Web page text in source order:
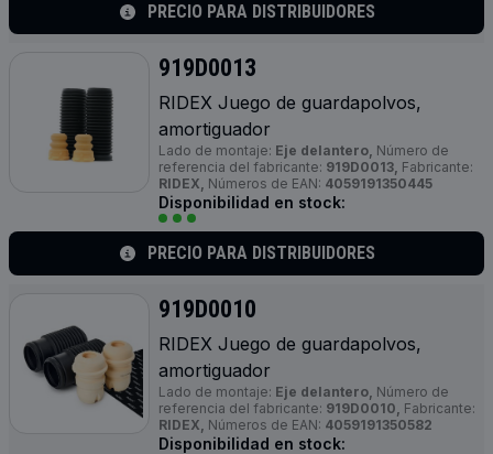
PRECIO PARA DISTRIBUIDORES
919D0013
RIDEX Juego de guardapolvos,
amortiguador
Lado de montaje: Eje delantero, Número de
referencia del fabricante: 919D0013, Fabricante:
RIDEX, Números de EAN: 4059191350445
Disponibilidad en stock:
PRECIO PARA DISTRIBUIDORES
919D0010
RIDEX Juego de guardapolvos,
amortiguador
Lado de montaje: Eje delantero, Número de
referencia del fabricante: 919D0010, Fabricante:
RIDEX, Números de EAN: 4059191350582
Disponibilidad en stock: